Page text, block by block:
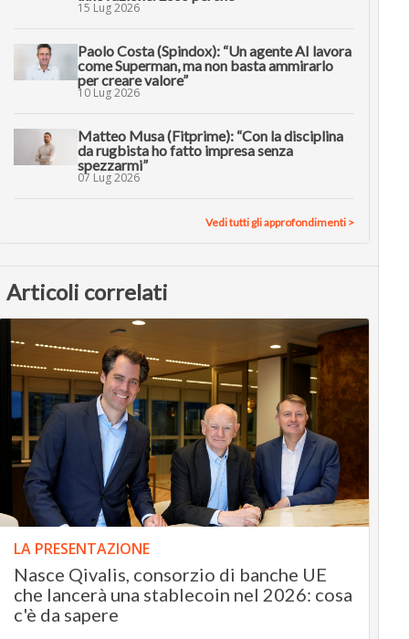
15 Lug 2026
Paolo Costa (Spindox): “Un agente AI lavora
come Superman, ma non basta ammirarlo
per creare valore”
10 Lug 2026
Matteo Musa (Fitprime): “Con la disciplina
da rugbista ho fatto impresa senza
spezzarmi”
07 Lug 2026
Vedi tutti gli approfondimenti >
Articoli correlati
LA PRESENTAZIONE
Nasce Qivalis, consorzio di banche UE
che lancerà una stablecoin nel 2026: cosa
c'è da sapere